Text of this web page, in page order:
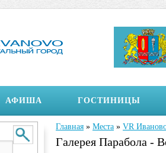
АФИША ГОСТИНИЦЫ
Вы здесь
Главная » Места » VR
Галерея Парабола -